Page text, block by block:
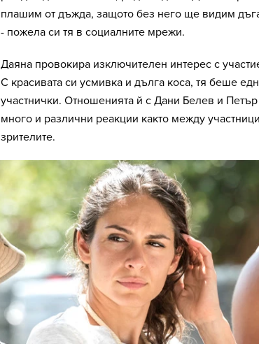
плашим от дъжда, защото без него ще видим
- пожела си тя в социалните мрежи.
Даяна провокира изключителен интерес с
С красивата си усмивка и дълга коса, тя беше
участнички. Отношенията й с Дани Белев и
много и различни реакции както между
зрителите.